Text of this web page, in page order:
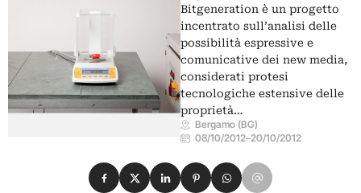
Bitgeneration è un progetto
incentrato sull’analisi delle
possibilità espressive e
comunicative dei new media,
considerati protesi
tecnologiche estensive delle
proprietà…
Bergamo (BG)
08/10/2012–20/10/2012
Condividi su Facebook
Condividi su X
Condividi su LinkedIn
Condividi su Pinterest
Condividi su WhatsApp
Condividi su Email